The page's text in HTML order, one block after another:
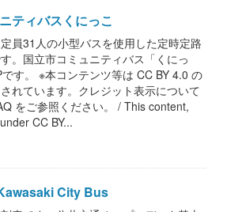
ティバスくにっこ
定員31人の小型バスを使用した定時定路
。国立市コミュニティバス「くにっ
す。 ※本コンテンツ等は CC BY 4.0 の
れています。クレジット表示について
をご参照ください。 / This content,
CC BY...
City Bus